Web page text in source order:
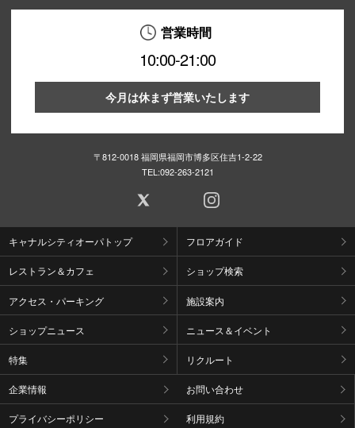
営業時間
10:00-21:00
今月は休まず営業いたします
〒812-0018 福岡県福岡市博多区住吉1-2-22
TEL:092-263-2121
キャナルシティオーパトップ フロアガイド
レストラン＆カフェ ショップ検索
アクセス・パーキング 施設案内
ショップニュース ニュース＆イベント
特集 リクルート
企業情報 お問い合わせ
プライバシーポリシー 利用規約